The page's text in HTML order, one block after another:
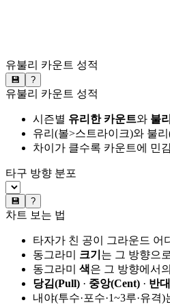
유불리 카운트 성적
💾 ?
유불리 카운트 성적
시즌별 유리한 카운트와 불
유리(볼>스트라이크)와 불
차이가 클수록 카운트에 민
타구 방향 분포
💾 ?
차트 보는 법
타자가 친 공이 그라운드 어
동그라미 크기 는 그 방향으
동그라미 색은 그 방향에서의
당김(Pull) · 중앙(Cent) · 반
내야(투수·포수·1~3루·유